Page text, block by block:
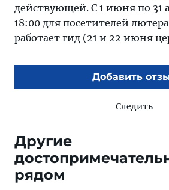
действующей. С 1 июня по 31
18:00 для посетителей
работает гид (21 и 22 июня
Добавить
Следить
Другие
рядом